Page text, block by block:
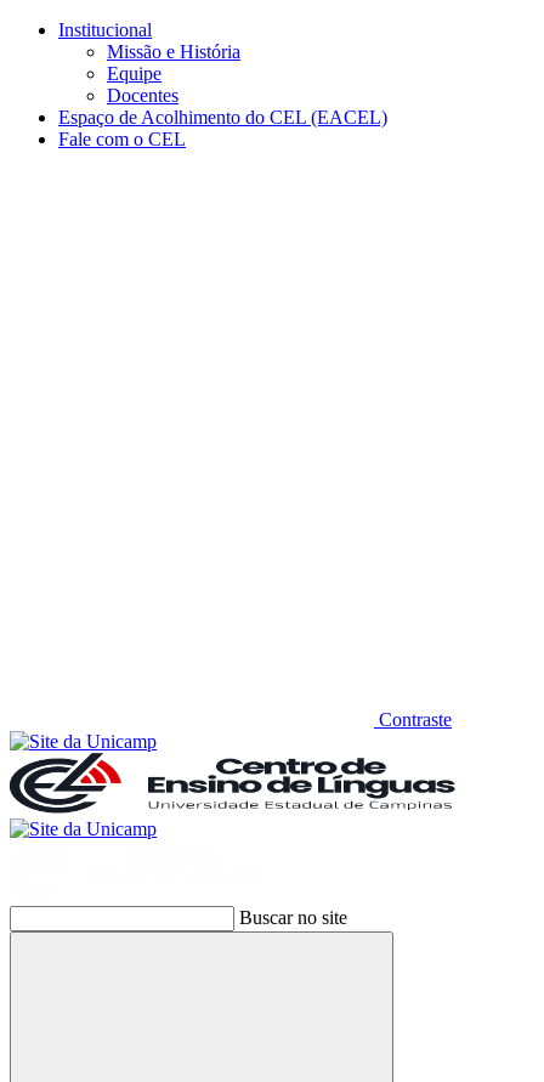
Conteúdo principal
Institucional
Missão e História
Equipe
Docentes
Espaço de Acolhimento do CEL (EACEL)
Fale com o CEL
Contraste
Buscar no site